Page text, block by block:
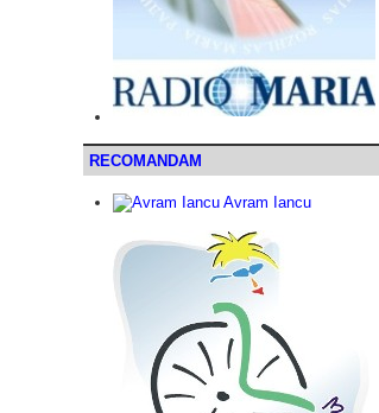
RECOMANDAM
Avram Iancu